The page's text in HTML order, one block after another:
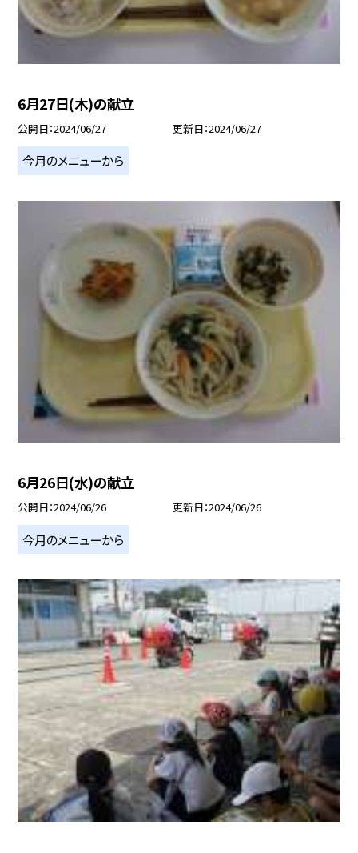
6月27日(木)の献立
公開日 2024/06/27 更新日 2024/06/27
今月のメニューから
6月26日(水)の献立
公開日 2024/06/26 更新日 2024/06/26
今月のメニューから